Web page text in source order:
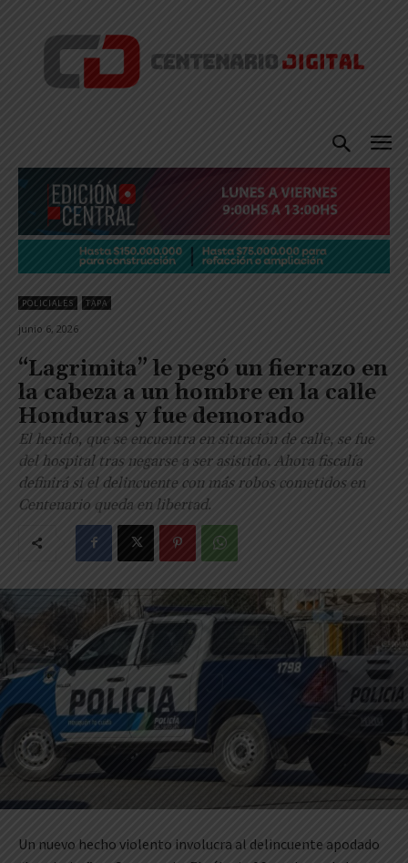
POLICIALES TAPA
junio 6, 2026
“Lagrimita” le pegó un fierrazo en
la cabeza a un hombre en la calle
Honduras y fue demorado
El herido, que se encuentra en situación de calle, se fue
del hospital tras negarse a ser asistido. Ahora fiscalía
definirá si el delincuente con más robos cometidos en
Centenario queda en libertad.
Un nuevo hecho violento involucra al delincuente apodado